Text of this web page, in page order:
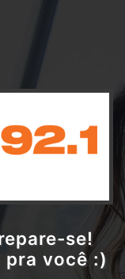
se!
pra você :)